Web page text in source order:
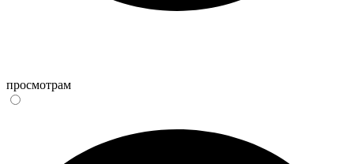
просмотрам